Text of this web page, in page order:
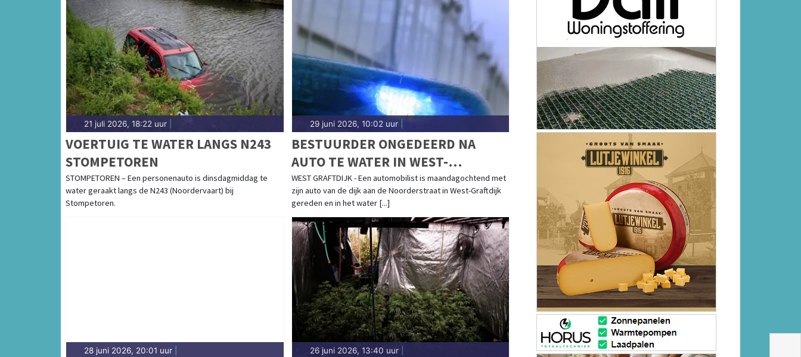
21 juli 2026, 18:22 uur
VOERTUIG TE WATER LANGS N243
STOMPETOREN
STOMPETOREN – Een personenauto is dinsdagmiddag te
water geraakt langs de N243 (Noordervaart) bij
Stompetoren.
29 juni 2026, 10:02 uur|
BESTUURDER ONGEDEERD NA
AUTO TE WATER IN WEST-
GRAFTDIJK
WEST GRAFTDIJK - Een automobilist is maandagochtend met
zijn auto van de dijk aan de Noorderstraat in West-Graftdijk
gereden en in het water [...]
28 juni 2026, 20:01 uur 26 juni 2026, 13:40 uur|